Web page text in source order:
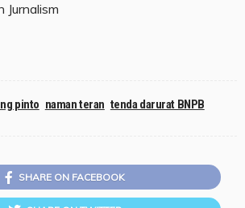
Jurnalism
pinto naman teran tenda darurat BNPB
SHARE ON FACEBOOK